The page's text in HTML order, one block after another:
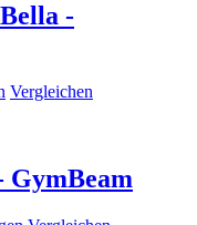
-
Vergleichen
GymBeam